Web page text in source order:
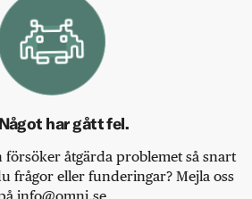
har gått fel.
åtgärda problemet så snart
frågor eller funderingar? Mejla oss